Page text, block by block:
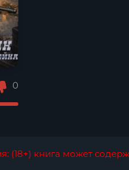
0
(18+) книга может